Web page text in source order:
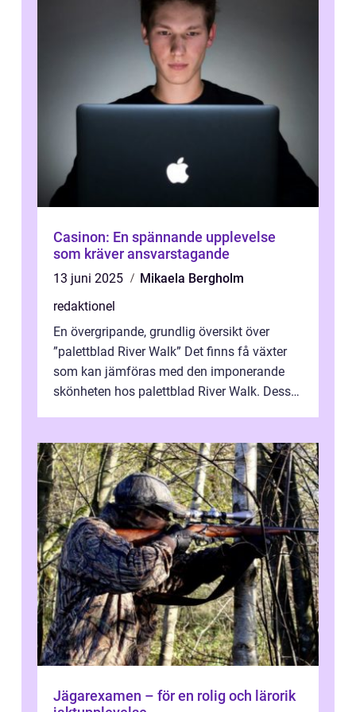
Casinon: En spännande upplevelse
som kräver ansvarstagande
13 juni 2025
Mikaela Bergholm
redaktionel
En övergripande, grundlig översikt över
”palettblad River Walk” Det finns få växter
som kan jämföras med den imponerande
skönheten hos palettblad River Walk. Dess
Jägarexamen – för en rolig och lärorik